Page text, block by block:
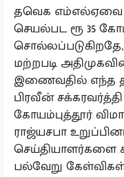
தவெக எம்எல்ஏவை
செயல்பட ரூ 35
மற்றபடி
இணைவதில் எந்த
பிரவீன்
கோயம்புத்தூர்
ராஜ்யசபா
செய்தியாளர்களை
பல்வேறு